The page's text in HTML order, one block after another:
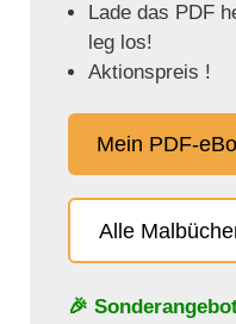
Lade das PDF
leg los!
Aktionspreis !
Mein PDF-
Alle
🎉